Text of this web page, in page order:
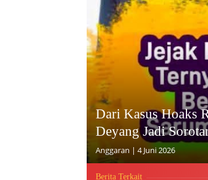
Dari Kasus Hoaks
Deyang Jadi
Anggaran | 4 Juni 2026
Berita Terkait